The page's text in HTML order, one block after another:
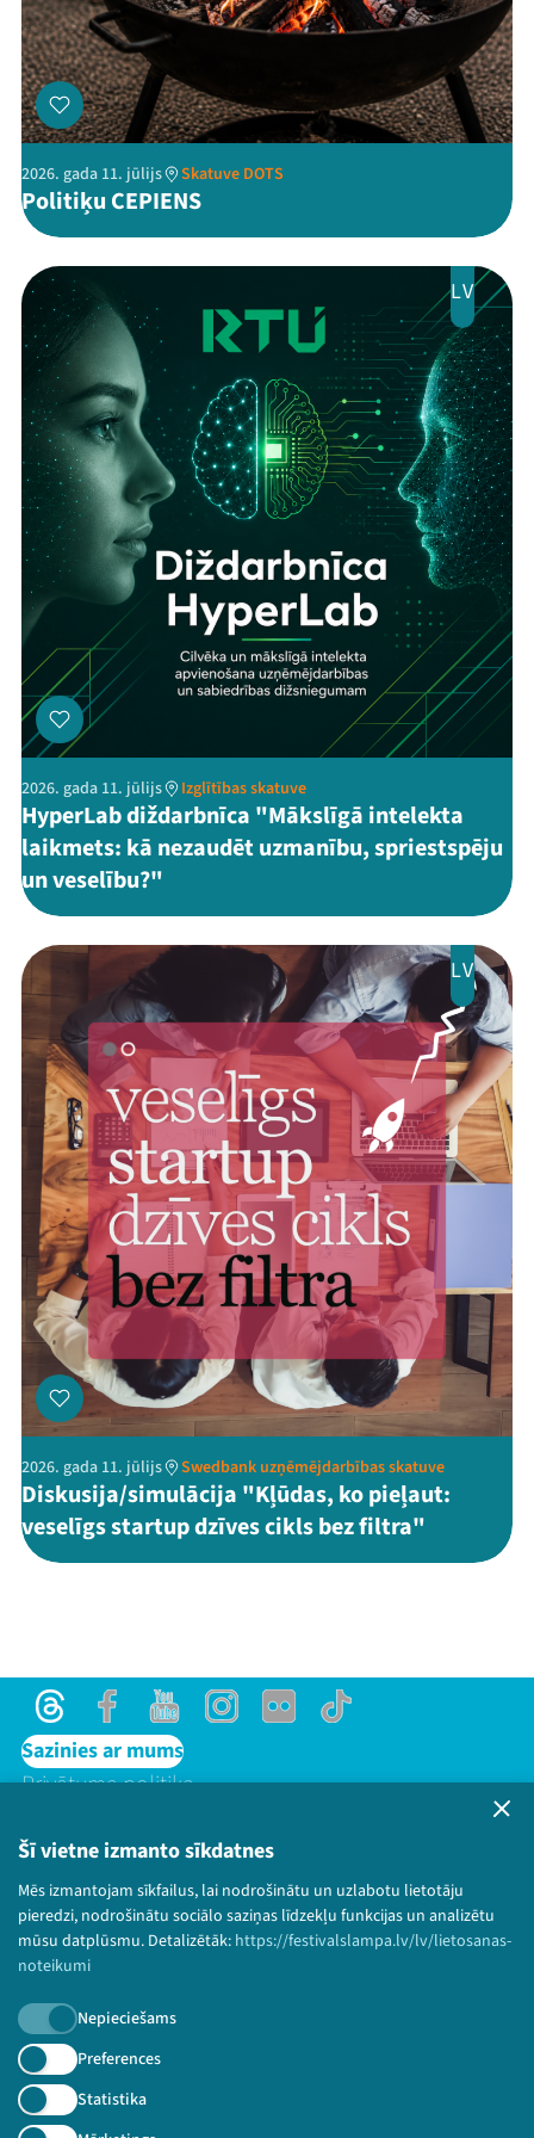
Šī vietne izmanto sīkdatnes
Mēs izmantojam sīkfailus, lai nodrošinātu un uzlabotu lietotāju
pieredzi, nodrošinātu sociālo saziņas līdzekļu funkcijas un analizētu
mūsu datplūsmu. Detalizētāk: https://festivalslampa.lv/lv/lietosanas-
noteikumi
Nepieciešams
Preferences
Statistika
2026. gada 11. jūlijs Skatuve DOTS
Politiķu CEPIENS
LV
2026. gada 11. jūlijs Izglītības skatuve
HyperLab diždarbnīca "Mākslīgā intelekta
laikmets: kā nezaudēt uzmanību, spriestspēju
un veselību?"
LV
2026. gada 11. jūlijs Swedbank uzņēmējdarbības skatuve
Diskusija/simulācija "Kļūdas, ko pieļaut:
veselīgs startup dzīves cikls bez filtra"
ThreadsFacebookYoutubeInstagram
Flick TikTok
Sazinies ar mums
Privātuma politika
Bērnu aizsardzības politika
© 2026 Sarunu festivāls LAMPA Visas tiesības
paturētas.
Piesakies jaunumiem!
Nepalaid garām aktuālāko informāciju!